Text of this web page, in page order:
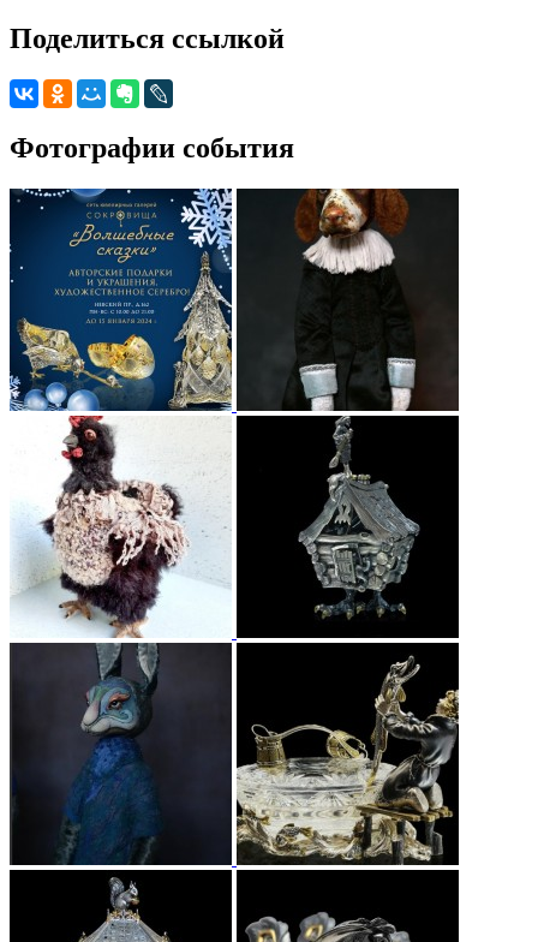
Поделиться ссылкой
Фотографии события